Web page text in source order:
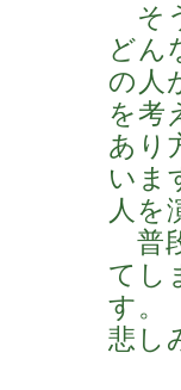
そ
どん
の人
を考
あり
いま
人を
普
てし
す。
悲し